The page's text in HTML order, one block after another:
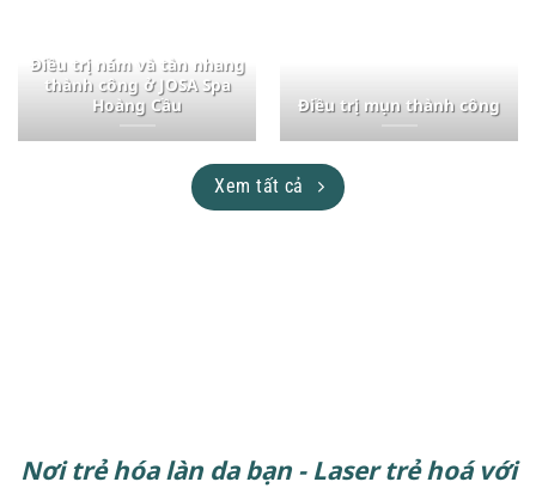
Điều trị nám và tàn nhang
thành công ở JOSA Spa
Hoàng Cầu
Điều trị mụn thành công
Xem tất cả
Nơi trẻ hóa làn da bạn - Laser trẻ hoá với